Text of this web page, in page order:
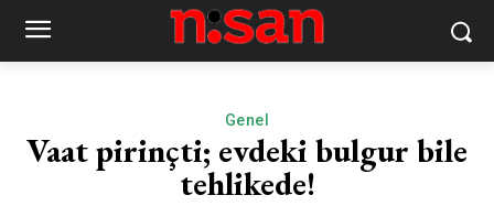
Genel
Vaat pirinçti; evdeki bulgur bile
tehlikede!